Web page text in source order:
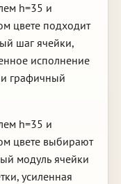
h=35 и
цвете подходит
шаг ячейки,
исполнение
графичный
h=35 и
цвете выбирают
модуль ячейки
усиленная